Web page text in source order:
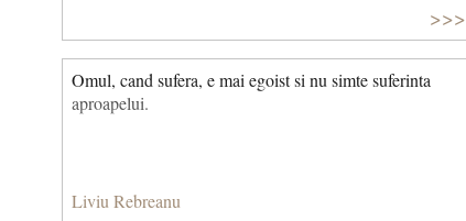
>>>
Omul, cand sufera, e mai egoist si nu simte suferinta
aproapelui.
Liviu Rebreanu